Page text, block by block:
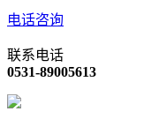
电话咨询
联系电话
0531-89005613